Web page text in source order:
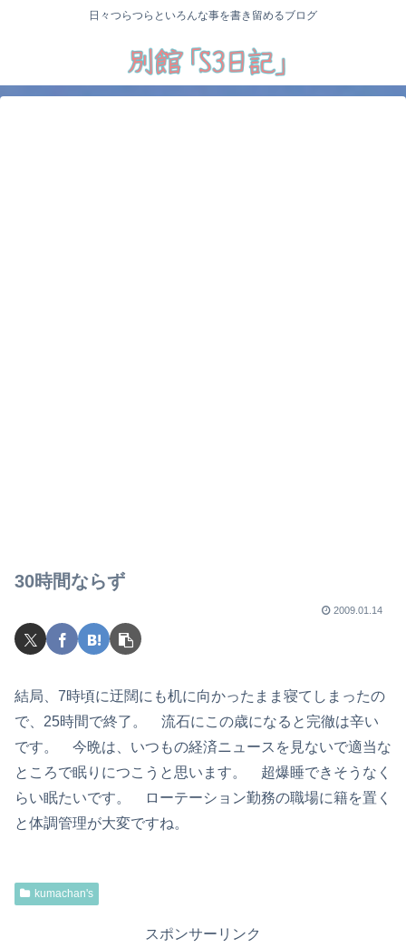
日々つらつらといろんな事を書き留めるブログ
30時間ならず
2009.01.14
結局、7時頃に迂闊にも机に向かったまま寝てしまったの
で、25時間で終了。 流石にこの歳になると完徹は辛い
です。 今晩は、いつもの経済ニュースを見ないで適当な
ところで眠りにつこうと思います。 超爆睡できそうなく
らい眠たいです。 ローテーション勤務の職場に籍を置く
と体調管理が大変ですね。
kumachan's
スポンサーリンク